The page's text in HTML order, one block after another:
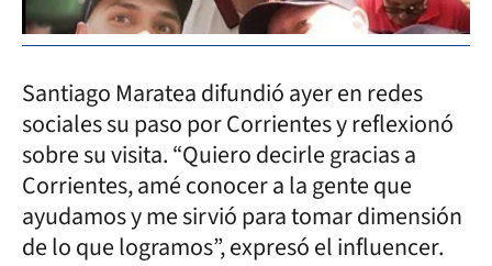
Santiago Maratea difundió ayer en redes
sociales su paso por Corrientes y reflexionó
sobre su visita. “Quiero decirle gracias a
Corrientes, amé conocer a la gente que
ayudamos y me sirvió para tomar dimensión
de lo que logramos”, expresó el influencer.